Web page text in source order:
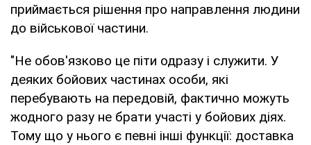
приймається рішення про направлення людини
до військової частини.
"Не обов'язково це піти одразу і служити. У
деяких бойових частинах особи, які
перебувають на передовій, фактично можуть
жодного разу не брати участі у бойових діях.
Тому що у нього є певні інші функції: доставка